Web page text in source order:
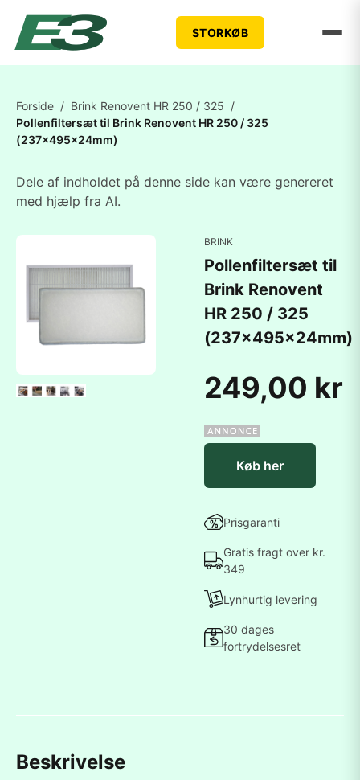
STORKØB
Forside / Brink Renovent HR 250 / 325 /
Pollenfiltersæt til Brink Renovent HR 250 / 325
(237x495x24mm)
Dele af indholdet på denne side kan være genereret
med hjælp fra AI.
BRINK
Pollenfiltersæt til
Brink Renovent
HR 250 / 325
(237x495x24mm)
249,00 kr
Køb her
Prisgaranti
Gratis fragt over kr.
349
Lynhurtig levering
30 dages
fortrydelsesret
Beskrivelse